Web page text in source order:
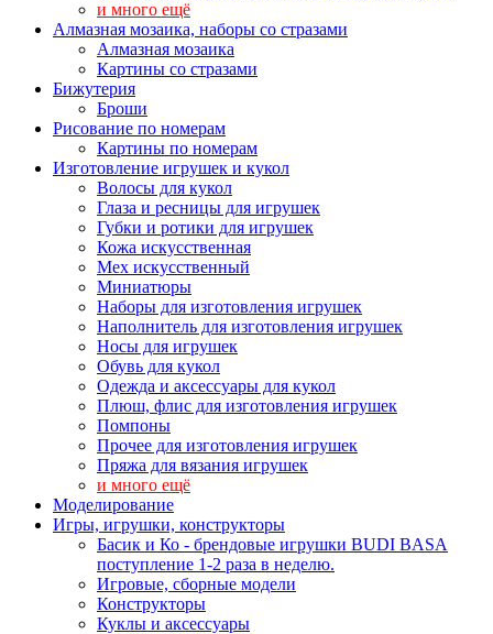
и много ещё
Алмазная мозаика, наборы со стразами
Алмазная мозаика
Картины co стразами
Бижутерия
Броши
Рисование по номерам
Картины по номерам
Изготовление игрушек и кукол
Волосы для кукол
Глаза и ресницы для игрушек
Губки и ротики для игрушек
Кожа искусственная
Мех искусственный
Миниатюры
Наборы для изготовления игрушек
Наполнитель для изготовления игрушек
Носы для игрушек
Обувь для кукол
Одежда и аксессуары для кукол
Плюш, флис для изготовления игрушек
Помпоны
Прочее для изготовления игрушек
Пряжа для вязания игрушек
и много ещё
Моделирование
Игры, игрушки, конструкторы
Басик и Ко - брендовые игрушки BUDI BASA
поступление 1-2 раза в неделю.
Игровые, сборные модели
Конструкторы
Куклы и аксессуары